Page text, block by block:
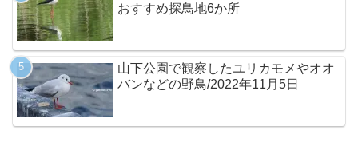
おすすめ探鳥地6か所
山下公園で観察したユリカモメやオオ
バンなどの野鳥/2022年11月5日